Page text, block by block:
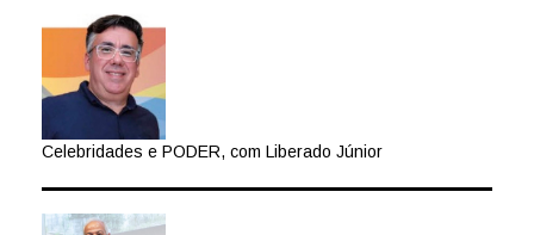
Celebridades e PODER, com Liberado Júnior